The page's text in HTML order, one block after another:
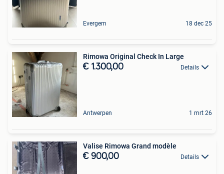
Evergem 18 dec 25
Rimowa Original Check In Large
€ 1.300,00 Details
Antwerpen 1 mrt 26
Valise Rimowa Grand modèle
€ 900,00 Details